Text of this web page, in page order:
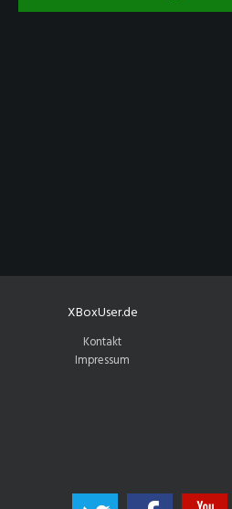
XBoxUser.de
Kontakt
Impressum